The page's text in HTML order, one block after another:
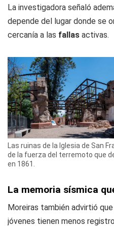
La investigadora señaló
depende del lugar donde se
cercanía a las fallas activas.
Las ruinas de la Iglesia de San
de la fuerza del terremoto que
en 1861.
La memoria sísmica
Moreiras también advirtió
jóvenes tienen menos